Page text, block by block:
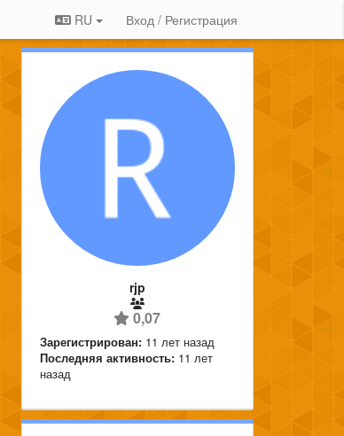
RU Вход / Регистрация
rjp
0,07
Зарегистрирован: 11 лет назад
Последняя активность: 11 лет
назад